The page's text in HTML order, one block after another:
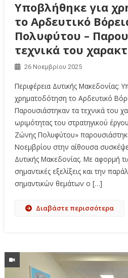
Υποβλήθηκε για
το Αρδευτικό
Πολυφύτου –
τεχνικά του
26 Νοεμβρίου 2025
Περιφέρεια Δυτικής Μακεδονίας:
χρηματοδότηση το Αρδευτικό
Παρουσιάστηκαν τα τεχνικά του
ωριμότητας του στρατηγικού
Ζώνης Πολυφύτου»
Νοεμβρίου στην αίθουσα
Δυτικής Μακεδονίας. Με αφορμή
σημαντικές εξελίξεις και την
σημαντικών θεμάτων ο […]
Διαβάστε περισσότερα